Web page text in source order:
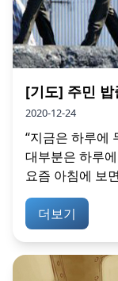
[기도] 주민
2020-12-24
“지금은 하루에
대부분은 하루
요즘 아침에 보
더보기